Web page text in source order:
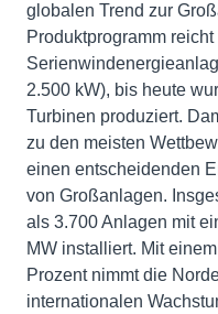
globalen Trend zur
Produktprogramm
2.500 kW), bis heute
Turbinen produziert.
zu den meisten
einen entscheidenden
von Großanlagen.
als 3.700 Anlagen mit
MW installiert. Mit
Prozent nimmt die
internationalen